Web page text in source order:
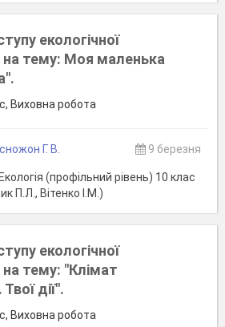
екологічної
на тему: Моя маленька
Виховна робота
Г. В. 9 березня
Екологія (профільний рівень) 10 клас
П.Л., Вітенко І.М.)
екологічної
на тему: "Клімат
дії".
Виховна робота